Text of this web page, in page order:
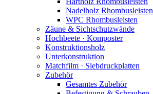
Nadelholz Rhombusleisten
WPC Rhombusleisten
Zäune & Sichtschutzwände
Hochbeete · Komposter
Konstruktionsholz
Unterkonstruktion
Matchfilm · Siebdruckplatten
Zubehör
Gesamtes Zubehör